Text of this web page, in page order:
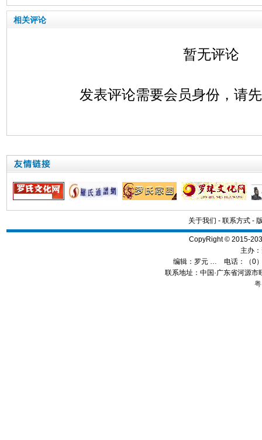
相关评论
暂无评论
发表评论需要会员身份，请
关于我们 - 联系方式-
CopyRight © 2015-
主办：
编辑： 罗元 … 电话：（0
联系地址：中国·广东省河源